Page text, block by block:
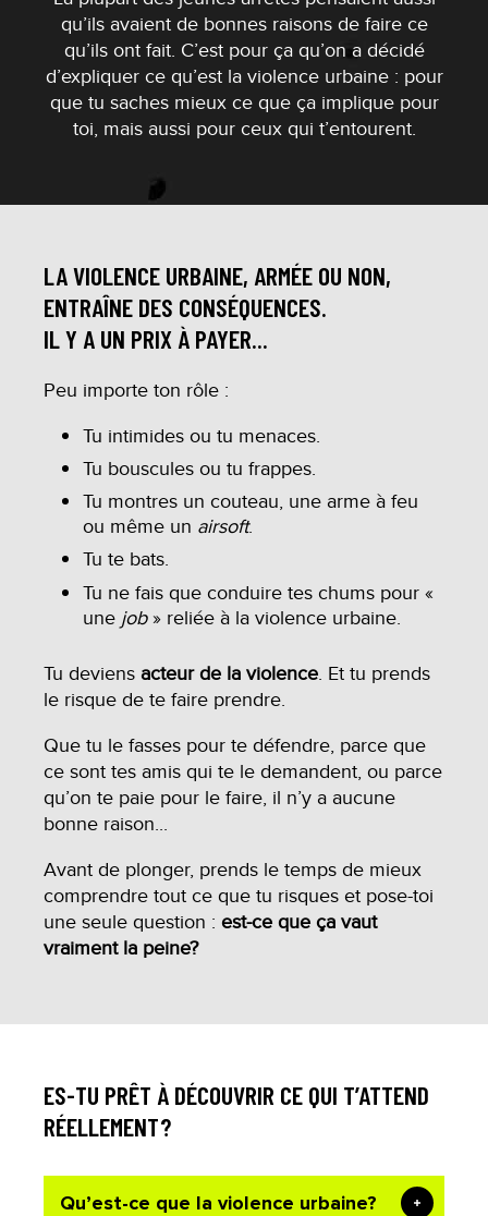
qu’ils avaient de bonnes raisons de faire ce
qu’ils ont fait. C’est pour ça qu’on a décidé
d’expliquer ce qu’est la violence urbaine : pour
que tu saches mieux ce que ça implique pour
toi, mais aussi pour ceux qui t’entourent.
LA VIOLENCE URBAINE, ARMÉE OU NON,
ENTRAÎNE DES CONSÉQUENCES.
IL Y A UN PRIX À PAYER...
Peu importe ton rôle :
Tu intimides ou tu menaces.
Tu bouscules ou tu frappes.
Tu montres un couteau, une arme à feu
ou même un airsoft.
Tu te bats.
Tu ne fais que conduire tes chums pour «
une job» reliée à la violence urbaine.
Tu deviens acteur de la violence. Et tu prends
le risque de te faire prendre.
Que tu le fasses pour te défendre, parce que
ce sont tes amis qui te le demandent, ou parce
qu’on te paie pour le faire, il n’y a aucune
bonne raison...
Avant de plonger, prends le temps de mieux
comprendre tout ce que tu risques et pose-toi
une seule question : est-ce que ça vaut
vraiment la peine?
ES-TU PRÊT À DÉCOUVRIR CE QUI T’ATTEND
RÉELLEMENT?
Qu’est-ce que la violence urbaine?